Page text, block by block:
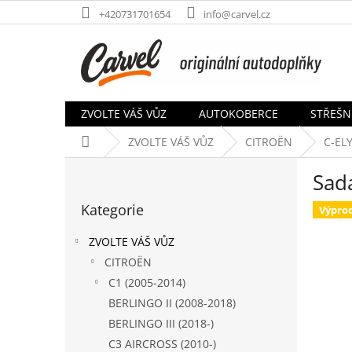
na
+420731701654 info@carvel.cz
ZVOLTE VÁŠ VŮZ AUTOKOBERCE
Domů ZVOLTE VÁŠ VŮZ CITROËN C-
kategorie
Kategorie
ZVOLTE VÁŠ VŮZ
CITROËN
C1 (2005-2014)
BERLINGO II (2008-2018)
BERLINGO III (2018-)
C3 AIRCROSS (2010-)